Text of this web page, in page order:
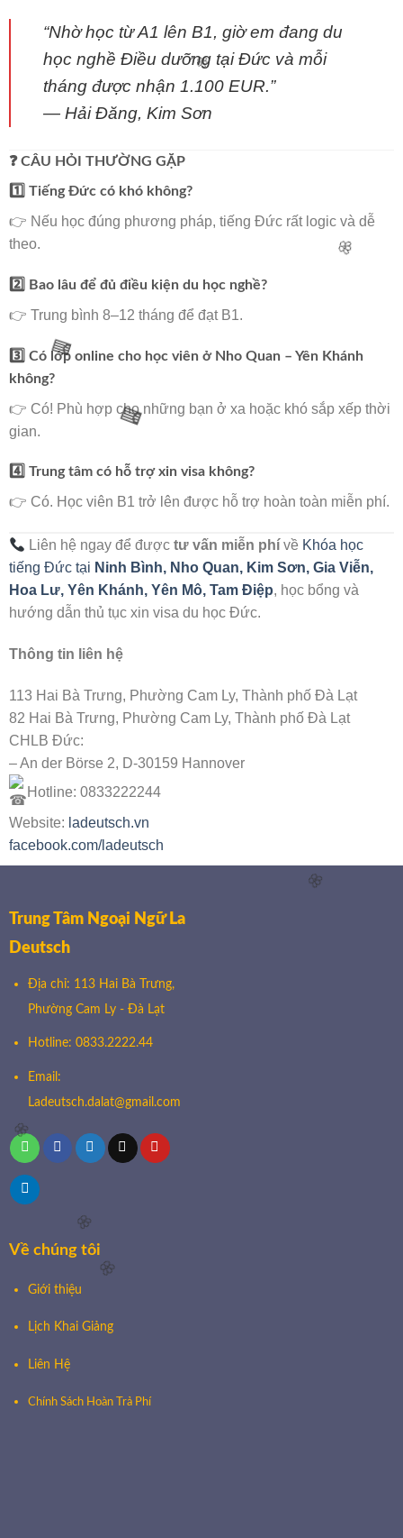
🌸
🌸
🧧
“Nhờ học từ A1 lên B1, giờ em đang du
học nghề Điều dưỡng tại Đức và mỗi
tháng được nhận 1.100 EUR.”
— Hải Đăng, Kim Sơn
❓ CÂU HỎI THƯỜNG GẶP
1️⃣ Tiếng Đức có khó không?
👉 Nếu học đúng phương pháp, tiếng Đức rất logic và dễ
theo.
2️⃣ Bao lâu để đủ điều kiện du học nghề?
👉 Trung bình 8–12 tháng để đạt B1.
3️⃣ Có lớp online cho học viên ở Nho Quan – Yên Khánh
không?
👉 Có! Phù hợp cho những bạn ở xa hoặc khó sắp xếp thời
gian.
4️⃣ Trung tâm có hỗ trợ xin visa không?
👉 Có. Học viên B1 trở lên được hỗ trợ hoàn toàn miễn phí.
Liên hệ ngay để đượctư vấn miễn phí về Khóa học
tiếng Đức tại Ninh Bình, Nho Quan, Kim Sơn, Gia Viễn,
Hoa Lư, Yên Khánh, Yên Mô, Tam Điệp, học bổng và
hướng dẫn thủ tục xin visa du học Đức.
Thông tin liên hệ
113 Hai Bà Trưng, Phường Cam Ly, Thành phố Đà Lạt
82 Hai Bà Trưng, Phường Cam Ly, Thành phố Đà Lạt
CHLB Đức:
– An der Börse 2, D-30159 Hannover
Hotline: 0833222244
Website: ladeutsch.vn
facebook.com/ladeutsch
Trung Tâm Ngoại Ngữ La
Deutsch
Địa chỉ: 113 Hai Bà Trưng,
Phường Cam Ly - Đà Lạt
Hotline: 0833.2222.44
Email:
Ladeutsch.dalat@gmail.com
Về chúng tôi
Giới thiệu
Lịch Khai Giảng
Liên Hệ
Chính Sách Hoàn Trả Phí